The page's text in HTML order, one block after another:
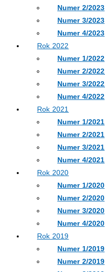
Numer 2/2023
Numer 3/2023
Numer 4/2023
Rok 2022
Numer 1/2022
Numer 2/2022
Numer 3/2022
Numer 4/2022
Rok 2021
Numer 1/2021
Numer 2/2021
Numer 3/2021
Numer 4/2021
Rok 2020
Numer 1/2020
Numer 2/2020
Numer 3/2020
Numer 4/2020
Rok 2019
Numer 1/2019
Numer 2/2019